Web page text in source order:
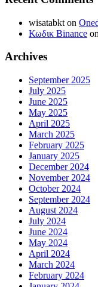
wisatabkt on
Κωδικ Binance on
Archives
September 2025
July 2025
June 2025
May 2025
April 2025
March 2025
February 2025
January 2025
December 2024
November 2024
October 2024
September 2024
August 2024
July 2024
June 2024
May 2024
April 2024
March 2024
February 2024